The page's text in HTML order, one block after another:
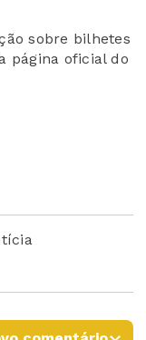
sobre bilhetes
página oficial do